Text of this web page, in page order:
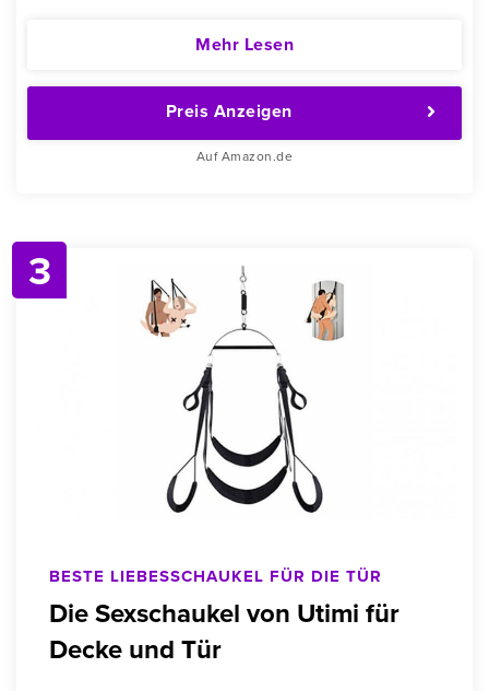
Mehr Lesen
Preis Anzeigen
Auf Amazon.de
3
BESTE LIEBESSCHAUKEL FÜR DIE TÜR
Die Sexschaukel von Utimi für
Decke und Tür